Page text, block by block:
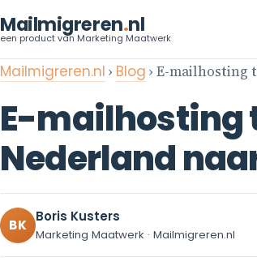
Mailmigreren.nl
een product van Marketing Maatwerk
Mailmigreren.nl › Blog › E-mailhosting
E-mailhosting
Nederland
BK Boris Kusters
Marketing Maatwerk · Mailmigreren.nl